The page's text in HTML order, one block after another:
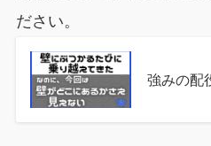
ださい。
強みの配